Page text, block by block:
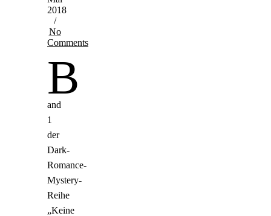
2018
/
No
Comments
B
and
1
der
Dark-
Romance-
Mystery-
Reihe
„Keine